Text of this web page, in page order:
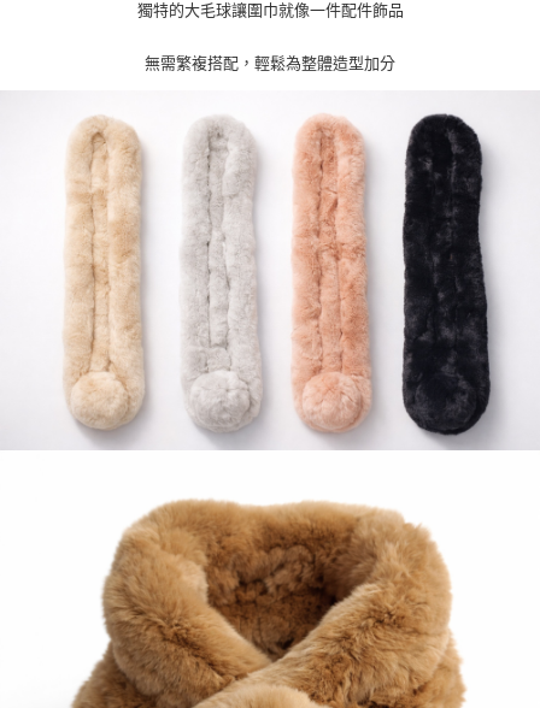
獨特的大毛球讓圍巾就像一件配件飾品
無需繁複搭配，輕鬆為整體造型加分